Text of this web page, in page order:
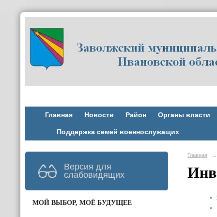
Главная Новости Район Органы власти
Поддержка семей военнослужащих
Версия для
слабовидящих
МОЙ ВЫБОР, МОЁ БУДУЩЕЕ
Главная →